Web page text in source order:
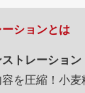
ションとは
トレーション
を圧縮！小